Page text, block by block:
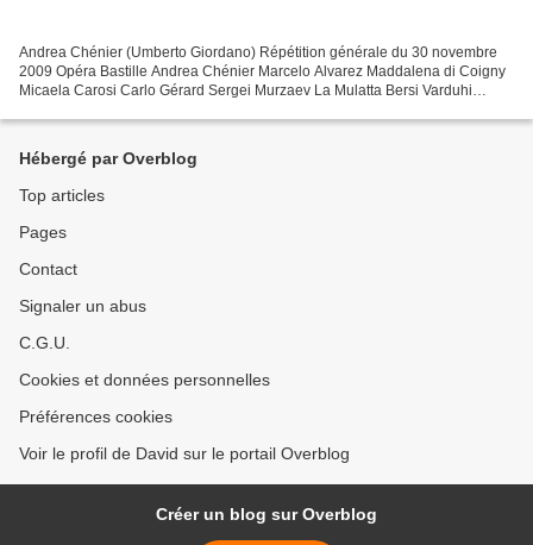
Andrea Chénier (Umberto Giordano) Répétition générale du 30 novembre
2009 Opéra Bastille Andrea Chénier Marcelo Alvarez Maddalena di Coigny
Micaela Carosi Carlo Gérard Sergei Murzaev La Mulatta Bersi Varduhi
Hébergé par Overblog
Top articles
Pages
Contact
Signaler un abus
C.G.U.
Cookies et données personnelles
Préférences cookies
Voir le profil de David sur le portail Overblog
Créer un blog sur Overblog